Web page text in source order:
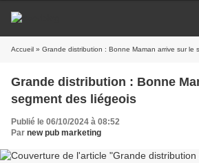
Accueil » Grande distribution : Bonne Maman arrive sur le
Grande distribution : Bonne
segment des liégeois
Publié le 06/10/2024 à 08:52
Par new pub marketing